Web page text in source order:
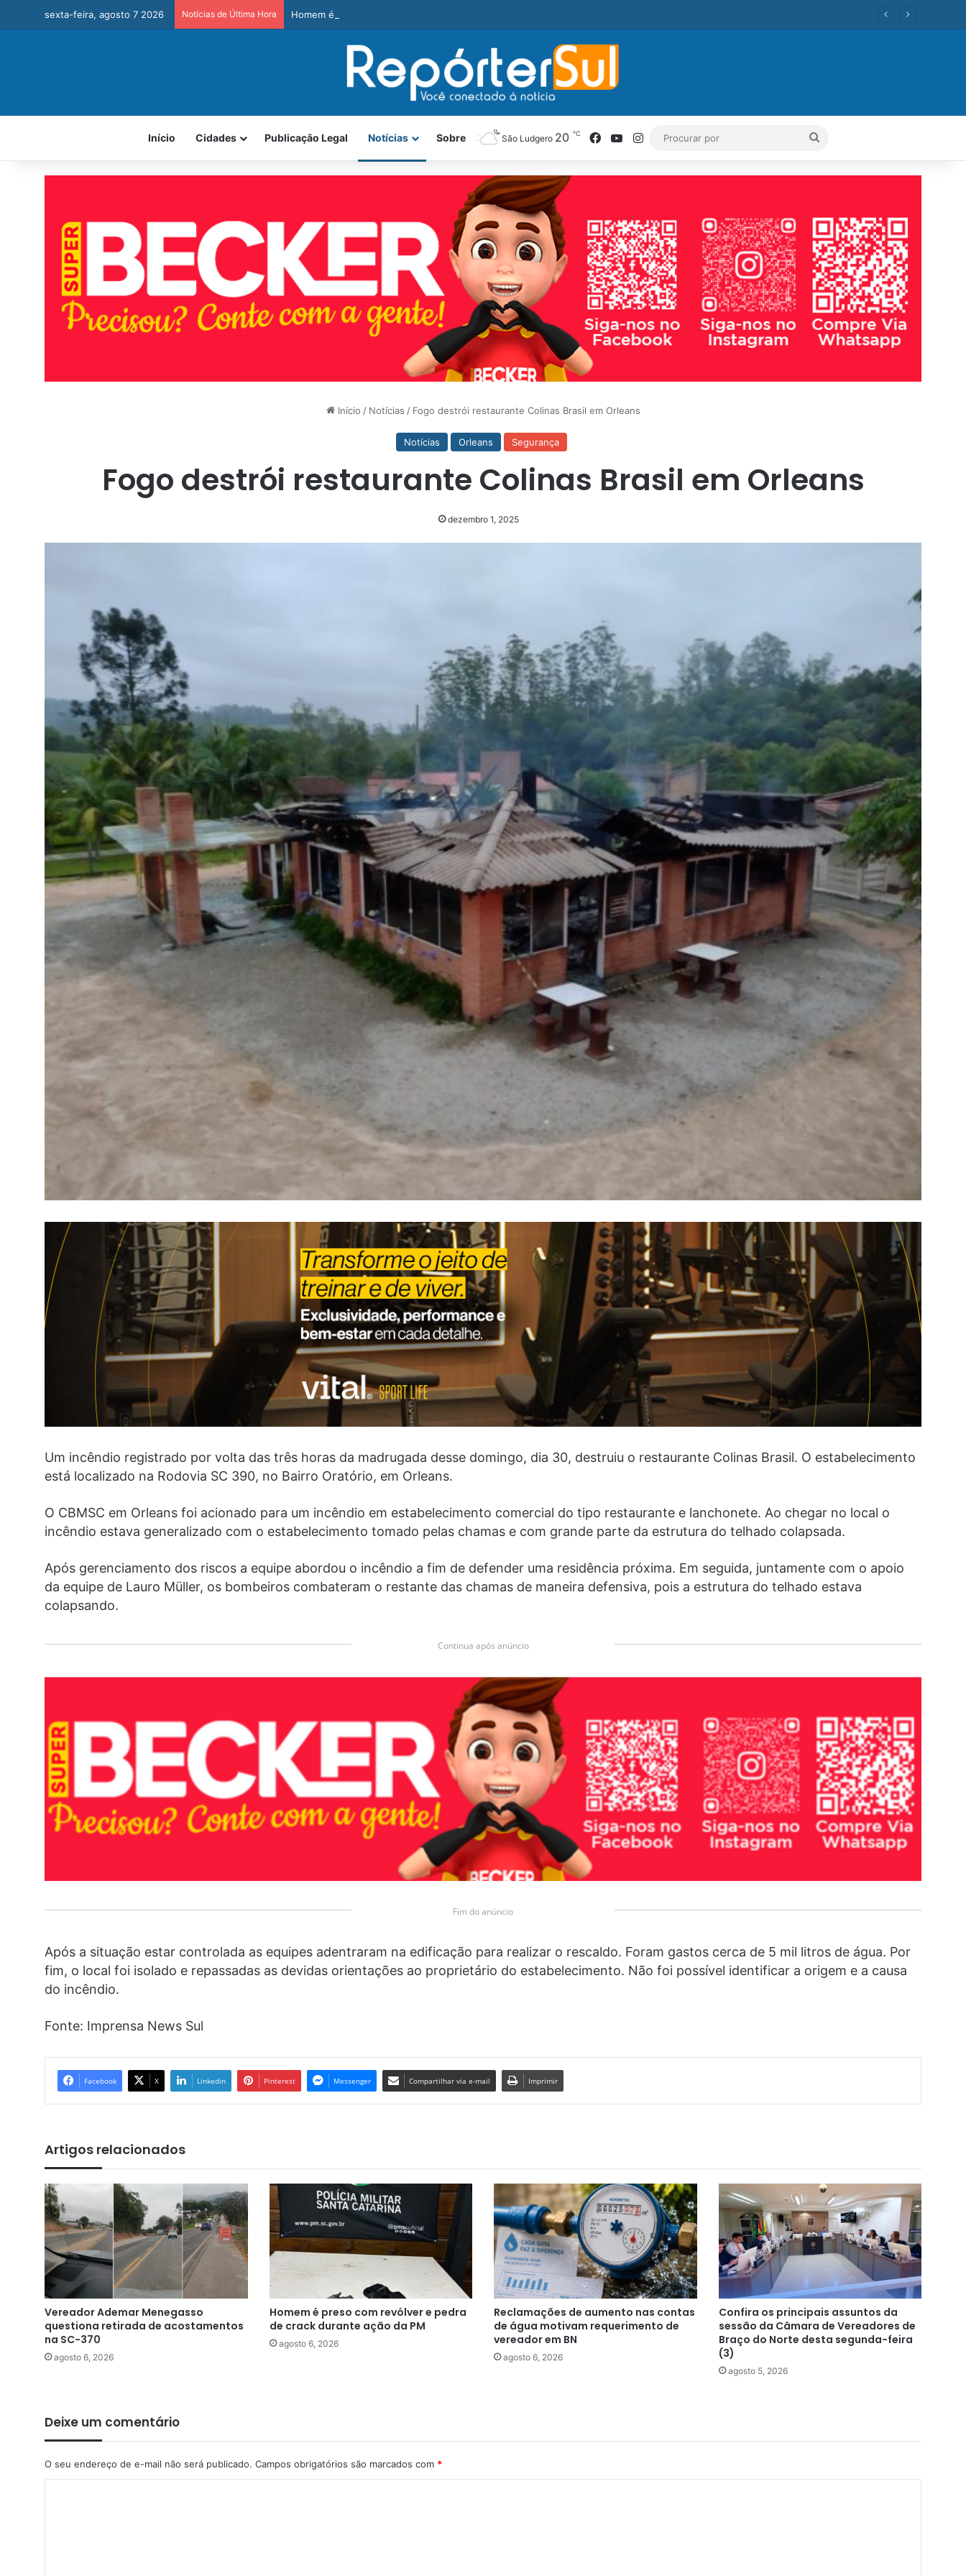
sexta-feira, agosto 7 2026 Notícias de Última Hora Homem é preso com revólver e pedra de crack durante ação da PM
Início Cidades Publicação Legal Notícias Sobre São Ludgero 20 ℃ Facebook
YouTube
Instagram
Procurar
por
Início / Notícias / Fogo destrói restaurante Colinas Brasil em Orleans
Notícias Orleans Segurança
Fogo destrói restaurante Colinas Brasil em Orleans
dezembro 1, 2025
Um incêndio registrado por volta das três horas da madrugada desse domingo, dia 30, destruiu o restaurante Colinas Brasil. O estabelecimento
está localizado na Rodovia SC 390, no Bairro Oratório, em Orleans.
O CBMSC em Orleans foi acionado para um incêndio em estabelecimento comercial do tipo restaurante e lanchonete. Ao chegar no local o
incêndio estava generalizado com o estabelecimento tomado pelas chamas e com grande parte da estrutura do telhado colapsada.
Após gerenciamento dos riscos a equipe abordou o incêndio a fim de defender uma residência próxima. Em seguida, juntamente com o apoio
da equipe de Lauro Müller, os bombeiros combateram o restante das chamas de maneira defensiva, pois a estrutura do telhado estava
colapsando.
Continua após anúncio
Fim do anúncio
Após a situação estar controlada as equipes adentraram na edificação para realizar o rescaldo. Foram gastos cerca de 5 mil litros de água. Por
fim, o local foi isolado e repassadas as devidas orientações ao proprietário do estabelecimento. Não foi possível identificar a origem e a causa
do incêndio.
Fonte: Imprensa News Sul
Facebook X Linkedin Pinterest Messenger Compartilhar via e-mail Imprimir
Artigos relacionados
Vereador Ademar Menegasso
questiona retirada de acostamentos
na SC-370
agosto 6, 2026
Homem é preso com revólver e pedra
de crack durante ação da PM
agosto 6, 2026
Reclamações de aumento nas contas
de água motivam requerimento de
vereador em BN
agosto 6, 2026
Confira os principais assuntos da
sessão da Câmara de Vereadores de
Braço do Norte desta segunda-feira
(3)
agosto 5, 2026
Deixe um comentário
O seu endereço de e-mail não será publicado. Campos obrigatórios são marcados com *